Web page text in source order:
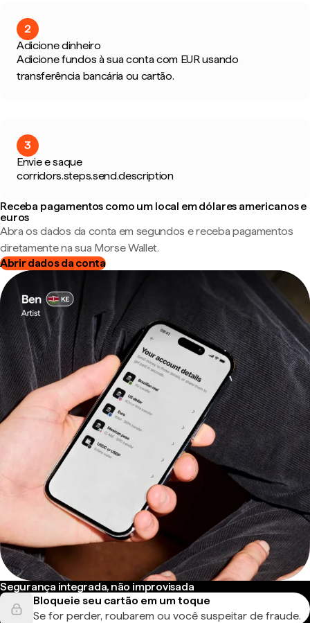
2
Adicione dinheiro
Adicione fundos à sua conta com EUR usando
transferência bancária ou cartão.
3
Envie e saque
corridors.steps.send.description
Receba pagamentos como um local em dólares americanos e
euros
Abra os dados da conta em segundos e receba pagamentos
diretamente na sua Morse Wallet.
Abrir dados da conta
Segurança integrada, não improvisada
Bloqueie seu cartão em um toque
Se for perder, roubarem ou você suspeitar de fraude.